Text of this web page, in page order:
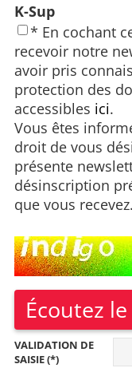
K-Sup
* En cochant
recevoir notre
avoir pris
protection des
accessibles ici.
Vous êtes
droit de vous
présente
désinscription
que vous recevez.
Écoutez
VALIDATION DE
SAISIE (*)